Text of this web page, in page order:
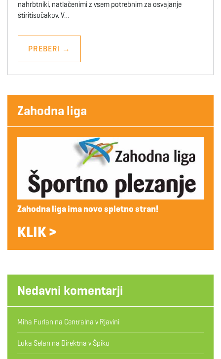
nahrbtniki, natlačenimi z vsem potrebnim za osvajanje
štiritisočakov. V…
PREBERI →
Zahodna liga
Zahodna liga ima novo spletno stran!
KLIK >
Nedavni komentarji
Miha Furlan na Centralna v Rjavini
Luka Selan na Direktna v Špiku